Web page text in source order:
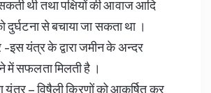
थी तथा पक्षियों की आवाज आदि
दुर्घटना से बचाया जा सकता था ।
-इस यंत्र के द्वारा जमीन के अन्दर
में सफलता मिलती है ।
यंत्र – विषैली किरणों को आकर्षित कर